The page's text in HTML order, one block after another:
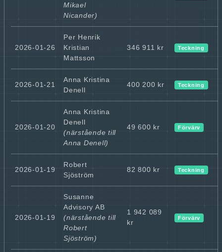
Mikael
Nicander)
2026-01-26
Per Henrik
Kristian
Mattsson
346 911 kr Teckning
2026-01-21
Anna Kristina
Denell
400 200 kr Teckning
2026-01-20
Anna Kristina
Denell
(närstående till
Anna Denell)
49 600 kr Förvärv
2026-01-19
Robert
Sjöström
82 800 kr Teckning
2026-01-19
Susanne
Advisory AB
(närstående till
Robert
Sjöström)
1 942 089
kr
Förvärv